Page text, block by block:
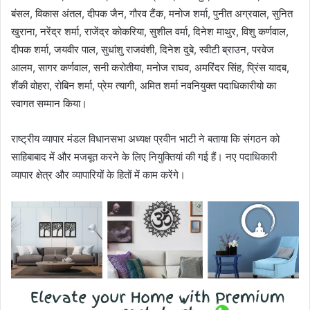
बंसल, विकास अंतल, दीपक जैन, गौरव टैंक, मनोज शर्मा, पुनीत अग्रवाल, सुनित
खुराना, नरेंद्र शर्मा, राजेंद्र कोकरिया, सुशील वर्मा, दिनेश माथुर, विशु कर्णवाल,
दीपक शर्मा, जयवीर पाल, सुधांशु राजवंशी, दिनेश दुबे, स्वीटी ब्राउन, परवेज
आलम, सागर कर्णवाल, सनी करोतीया, मनोज राघव, अमरिंदर सिंह, प्रिंस यादब,
शैंकी वोहरा, रोबिन शर्मा, प्रेम त्यागी, अमित शर्मा नवनियुक्त पदाधिकारीयो का
स्वागत सम्मान किया।
राष्ट्रीय व्यापार मंडल विधानसभा अध्यक्ष प्रवीन भाटी ने बताया कि संगठन को
साहिबाबाद में और मजबूत करने के लिए नियुक्तियां की गई हैं। नए पदाधिकारी
व्यापार क्षेत्र और व्यापारियों के हितों में काम करेंगे।